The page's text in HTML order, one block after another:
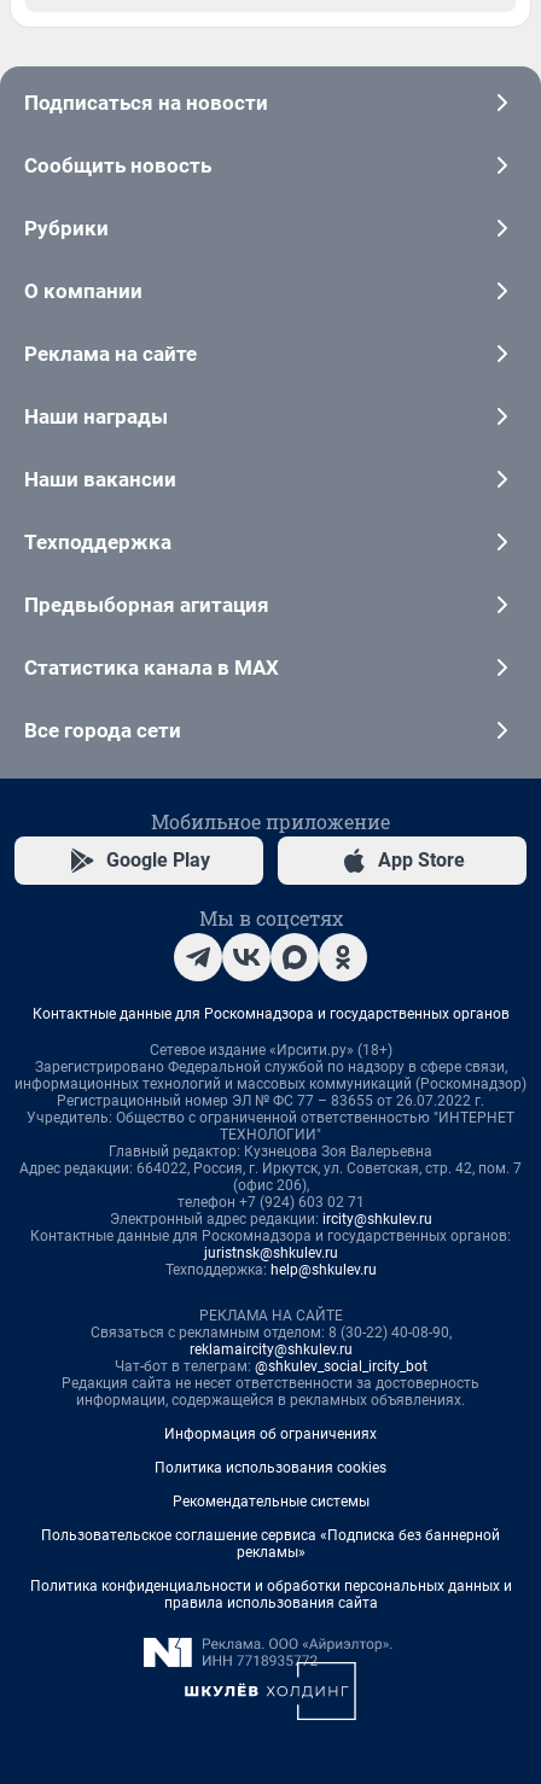
Подписаться на новости
Сообщить новость
Рубрики
О компании
Реклама на сайте
Наши награды
Наши вакансии
Техподдержка
Предвыборная агитация
Статистика канала в MAX
Все города сети
Мобильное приложение
Google Play App Store
Мы в соцсетях
Контактные данные для Роскомнадзора и государственных органов
Сетевое издание «Ирсити.ру» (18+)
Зарегистрировано Федеральной службой по надзору в сфере связи,
информационных технологий и массовых коммуникаций (Роскомнадзор)
Регистрационный номер ЭЛ № ФС 77 – 83655 от 26.07.2022 г.
Учредитель: Общество с ограниченной ответственностью "ИНТЕРНЕТ
ТЕХНОЛОГИИ"
Главный редактор: Кузнецова Зоя Валерьевна
Адрес редакции: 664022, Россия, г. Иркутск, ул. Советская, стр. 42, пом. 7
(офис 206),
телефон +7 (924) 603 02 71
Электронный адрес редакции: ircity@shkulev.ru
Контактные данные для Роскомнадзора и государственных органов:
juristnsk@shkulev.ru
Техподдержка: help@shkulev.ru
РЕКЛАМА НА САЙТЕ
Связаться с рекламным отделом: 8 (30-22) 40-08-90,
reklamaircity@shkulev.ru
Чат-бот в телеграм: @shkulev_social_ircity_bot
Редакция сайта не несет ответственности за достоверность
информации, содержащейся в рекламных объявлениях.
Информация об ограничениях
Политика использования cookies
Рекомендательные системы
Пользовательское соглашение сервиса «Подписка без баннерной
рекламы»
Политика конфиденциальности и обработки персональных данных и
правила использования сайта